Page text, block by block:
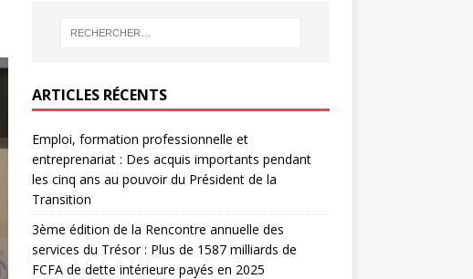
ARTICLES RÉCENTS
Emploi, formation professionnelle et
entreprenariat : Des acquis importants pendant
les cinq ans au pouvoir du Président de la
Transition
3ème édition de la Rencontre annuelle des
services du Trésor : Plus de 1587 milliards de
FCFA de dette intérieure payés en 2025